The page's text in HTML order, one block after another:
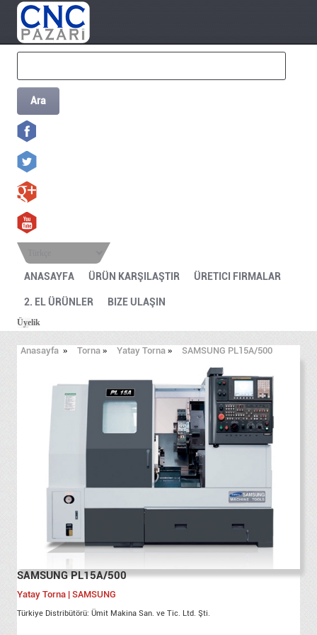
Ara
ANASAYFA ÜRÜN KARŞILAŞTIR ÜRETICI FIRMALAR
2. EL ÜRÜNLER BIZE ULAŞIN
Üyelik
Anasayfa » Torna » Yatay Torna » SAMSUNG PL15A/500
SAMSUNG PL15A/500
Yatay Torna | SAMSUNG
Türkiye Distribütörü: Ümit Makina San. ve Tic. Ltd. Şti.